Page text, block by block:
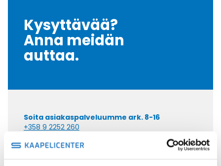
Kysyttävää?
Anna meidän
auttaa.
Soita asiakaspalveluumme ark. 8-16
+358 9 2252 260
Tai lähetä sähköpostia
myynti@kaapelicenter.fi